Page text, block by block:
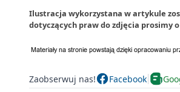
Ilustracja wykorzystana w artykule
dotyczących praw do zdjęcia prosimy o
Zaobserwuj nas! Facebook